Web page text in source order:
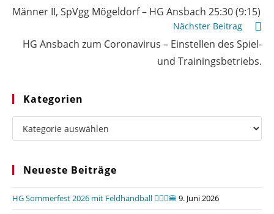
Artikel
ansehen
Männer II, SpVgg Mögeldorf – HG Ansbach 25:30 (9:15)
Nächster Beitrag
HG Ansbach zum Coronavirus – Einstellen des Spiel-
und Trainingsbetriebs.
Kategorien
Kategorien
Neueste Beiträge
HG Sommerfest 2026 mit Feldhandball 🤾🏼‍♂️🍔 9. Juni 2026